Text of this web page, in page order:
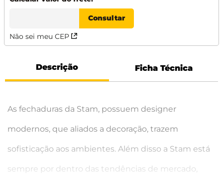
Não sei meu CEP
Descrição Ficha Técnica
As fechaduras da Stam, possuem designer
modernos, que aliados a decoração, trazem
sofisticação aos ambientes. Além disso a Stam está
sempre por dentro das tendências de mercado,